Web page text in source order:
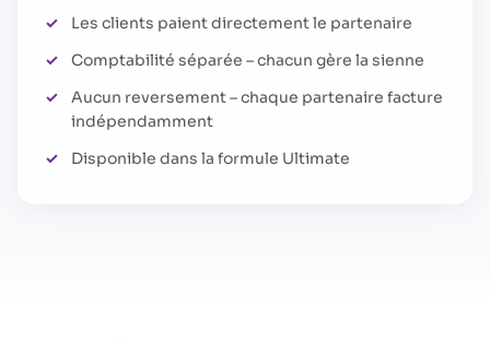
Les clients paient directement le partenaire
Comptabilité séparée – chacun gère la sienne
Aucun reversement – chaque partenaire facture
indépendamment
Disponible dans la formule Ultimate